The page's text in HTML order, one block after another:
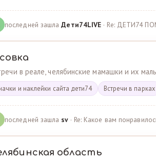
последней зашлаДeти74LIVE · Re: ДЕТИ74
в реале, челябинские мамашки и их
и наклейки сайта дети74 Встречи в парках
последней зашла sv· Re: Какое вам
область